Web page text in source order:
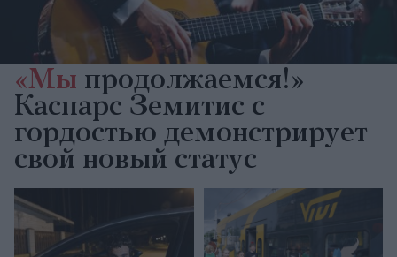
«Мы продолжаемся!»
Каспарс Земитис с
гордостью демонстрирует
свой новый статус